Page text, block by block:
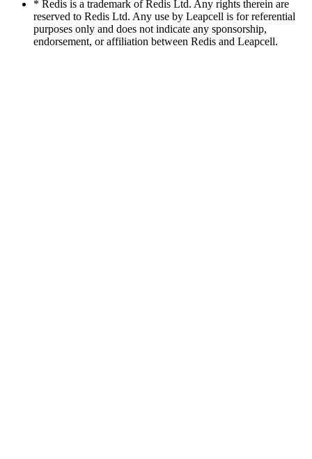
* Redis is a trademark of Redis Ltd. Any rights therein are
reserved to Redis Ltd. Any use by Leapcell is for referential
purposes only and does not indicate any sponsorship,
endorsement, or affiliation between Redis and Leapcell.